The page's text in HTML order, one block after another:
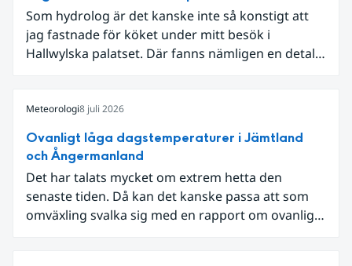
Som hydrolog är det kanske inte så konstigt att
jag fastnade för köket under mitt besök i
Hallwylska palatset. Där fanns nämligen en detalj
Meteorologi8 juli 2026
Ovanligt låga dagstemperaturer i Jämtland
och Ångermanland
Det har talats mycket om extrem hetta den
senaste tiden. Då kan det kanske passa att som
omväxling svalka sig med en rapport om ovanligt